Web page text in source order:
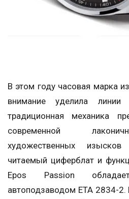
В этом году часовая марка
внимание уделила
традиционная механика
современной
художественных
читаемый циферблат и
Epos Passion
автоподзаводом ETA 2834-